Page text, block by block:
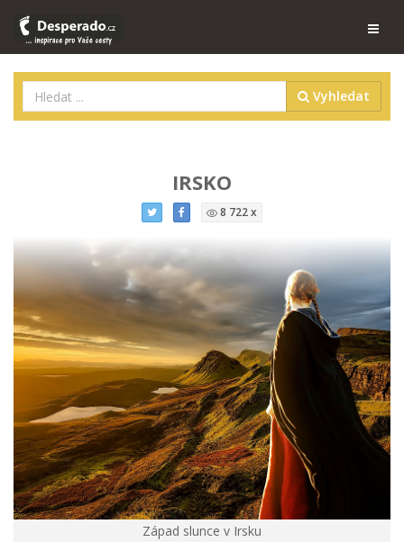
Vyhledat
IRSKO
8 722 x
Západ slunce v Irsku